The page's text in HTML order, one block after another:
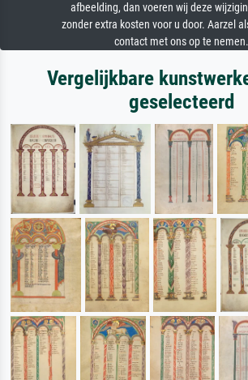
afbeelding, dan voeren wij deze
zonder extra kosten voor u door. Aarzel
contact met ons op te nemen.
Vergelijkbare
geselecteerd